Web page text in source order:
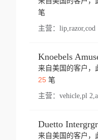
笔
主营： lip,razor,cod
来自美国的客户，
25笔
主营：
来自美国的客户，